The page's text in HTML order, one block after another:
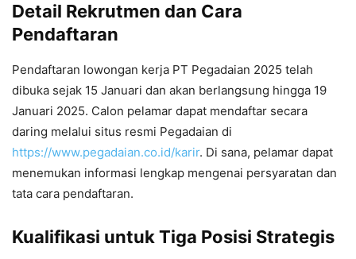
Detail Rekrutmen dan Cara
Pendaftaran
Pendaftaran lowongan kerja PT Pegadaian 2025 telah
dibuka sejak 15 Januari dan akan berlangsung hingga 19
Januari 2025. Calon pelamar dapat mendaftar secara
daring melalui situs resmi Pegadaian di
https://www.pegadaian.co.id/karir. Di sana, pelamar dapat
menemukan informasi lengkap mengenai persyaratan dan
tata cara pendaftaran.
Kualifikasi untuk Tiga Posisi Strategis